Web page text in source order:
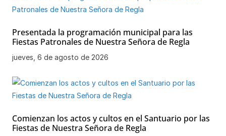
Presentada la programación municipal para las
Fiestas Patronales de Nuestra Señora de Regla
jueves, 6 de agosto de 2026
Comienzan los actos y cultos en el Santuario por las
Fiestas de Nuestra Señora de Regla